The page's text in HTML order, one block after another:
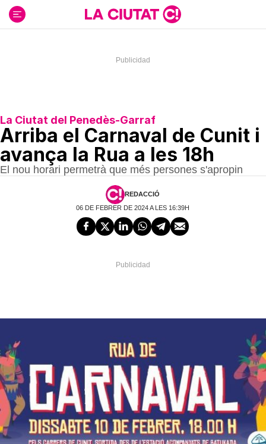
contenido
La Ciutat del Penedès-Garraf
Arriba el Carnaval de Cunit i
avança la Rua a les 18h
El nou horari permetrà que més persones s'apropin
REDACCIÓ
06 DE FEBRER DE 2024 A LES 16:39H